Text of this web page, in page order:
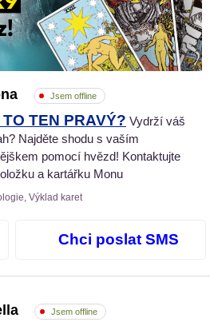
Jsem offline
TEN PRAVÝ? Vydrží váš
Najděte shodu s vaším
pomocí hvězd! Kontaktujte
a kartářku Monu
Výklad karet
Chci poslat SMS
Jsem offline